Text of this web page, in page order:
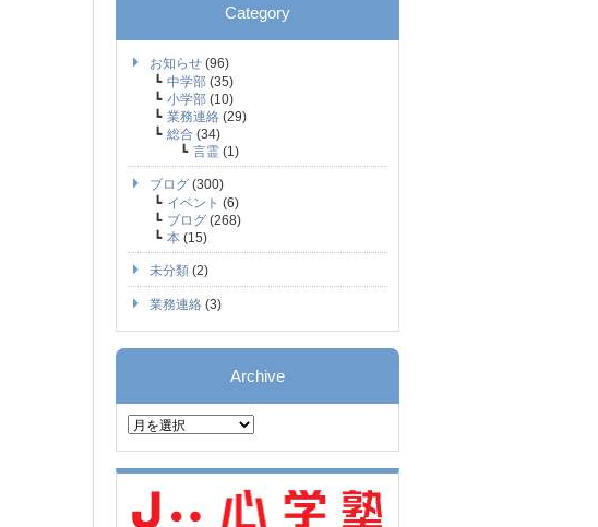
Category
お知らせ (96)
中学部 (35)
小学部 (10)
業務連絡 (29)
総合 (34)
言霊 (1)
ブログ (300)
イベント (6)
ブログ (268)
本 (15)
未分類 (2)
業務連絡 (3)
Archive
Archive